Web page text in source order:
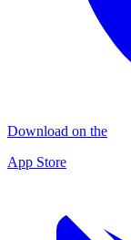
Download on the
App Store